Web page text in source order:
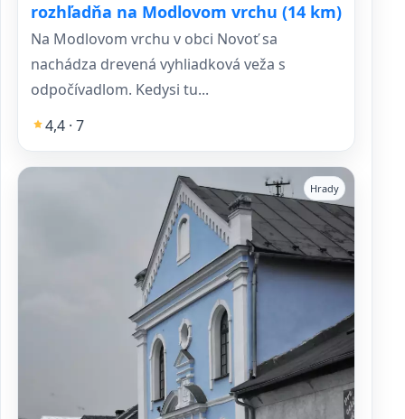
rozhľadňa na Modlovom vrchu (14 km)
Na Modlovom vrchu v obci Novoť sa
nachádza drevená vyhliadková veža s
odpočívadlom. Kedysi tu...
4,4 · 7
Hrady